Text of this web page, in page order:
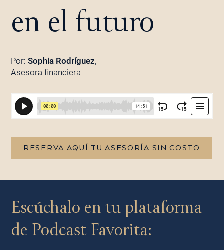
en el futuro
Por: Sophia Rodríguez,
Asesora financiera
RESERVA AQUÍ TU ASESORÍA SIN COSTO
Escúchalo en tu plataforma
de Podcast Favorita: